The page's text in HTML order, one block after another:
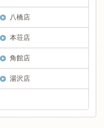
八橋店
本荘店
角館店
湯沢店